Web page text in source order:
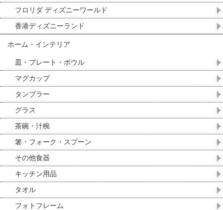
フロリダ ディズニーワールド
香港ディズニーランド
ホーム・インテリア
皿・プレート・ボウル
マグカップ
タンブラー
グラス
茶碗・汁椀
箸・フォーク・スプーン
その他食器
キッチン用品
タオル
フォトフレーム